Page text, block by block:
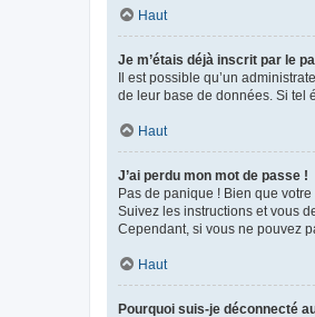
Haut
Je m’étais déjà inscrit par le
Il est possible qu’un
de leur base de données. Si tel
Haut
J’ai perdu mon mot de passe !
Pas de panique ! Bien que
Suivez les instructions et vous
Cependant, si vous ne pouvez
Haut
Pourquoi suis-je déconnecté